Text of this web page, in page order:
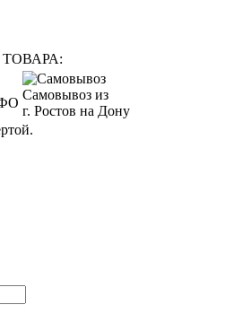
Самовывоз из
г. Ростов на Дону